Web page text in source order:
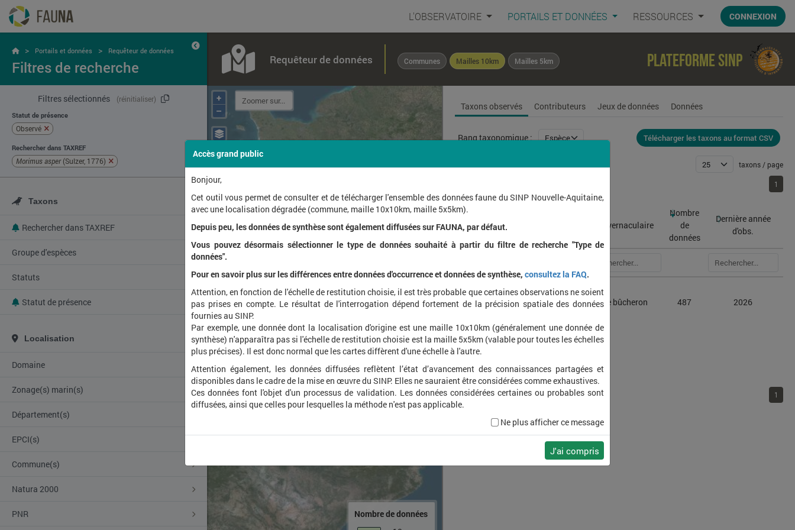
L'OBSERVATOIRE PORTAILS ET DONNÉES RESSOURCES CONNEXION
> Portails et données > Requêteur de données
Filtres de recherche
Filtres sélectionnés (réinitialiser)
Statut de présence
Observé
Rechercher dans TAXREF
Morimus asper(Sulzer, 1776)
Taxons
Rechercher dans TAXREF
Groupe d'espèces
Statuts
Statut de présence
Localisation
Domaine
Zonage(s) marin(s)
Département(s)
EPCI(s)
Commune(s)
Natura 2000
PNR
Requêteur de données Communes Mailles 10km Mailles 5km Plateforme SINP
+
–
Nombre de données
Taxons observés Contributeurs Jeux de données Données
Rang taxonomique : Télécharger les taxons au format CSV
taxons / page
1
Nom vernaculaire
Nombre
de
données
Dernière année
d'obs.
Morimus asper Lamie bûcheron 487 2026
1
Accès grand public
Bonjour,
Cet outil vous permet de consulter et de télécharger l'ensemble des données faune du SINP Nouvelle-Aquitaine,
avec une localisation dégradée (commune, maille 10x10km, maille 5x5km).
Depuis peu, les données de synthèse sont également diffusées sur FAUNA, par défaut.
Vous pouvez désormais sélectionner le type de données souhaité à partir du filtre de recherche "Type de
données".
Pour en savoir plus sur les différences entre données d'occurrence et données de synthèse, consultez la FAQ.
Attention, en fonction de l'échelle de restitution choisie, il est très probable que certaines observations ne soient
pas prises en compte. Le résultat de l'interrogation dépend fortement de la précision spatiale des données
fournies au SINP.
Par exemple, une donnée dont la localisation d'origine est une maille 10x10km (généralement une donnée de
synthèse) n'apparaîtra pas si l'échelle de restitution choisie est la maille 5x5km (valable pour toutes les échelles
plus précises). Il est donc normal que les cartes diffèrent d'une échelle à l'autre.
Attention également, les données diffusées reflètent l’état d’avancement des connaissances partagées et
disponibles dans le cadre de la mise en œuvre du SINP. Elles ne sauraient être considérées comme exhaustives.
Ces données font l'objet d'un processus de validation. Les données considérées certaines ou probables sont
diffusées, ainsi que celles pour lesquelles la méthode n'est pas applicable.
Ne plus afficher ce message
J'ai compris